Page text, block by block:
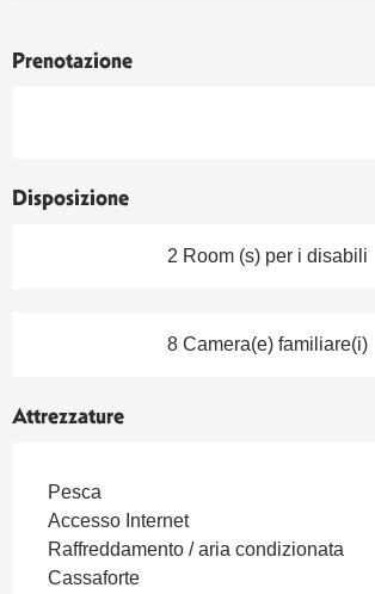
Prenotazione
Disposizione
2 Room (s) per i disabili
8 Camera(e) familiare(i)
Attrezzature
Pesca
Accesso Internet
Raffreddamento / aria condizionata
Cassaforte